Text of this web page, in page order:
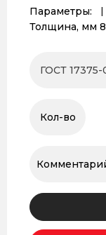
Параметры:
Толщина, мм 8